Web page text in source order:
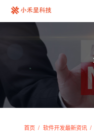
首页 软件开发最新资讯